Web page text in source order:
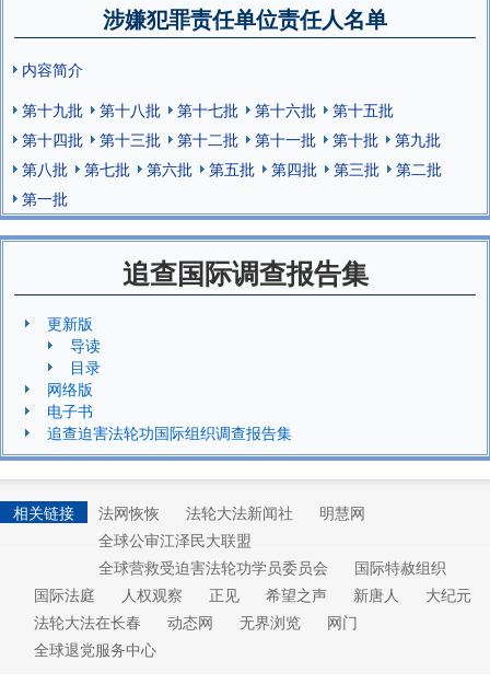
涉嫌犯罪责任单位责任人名单
内容简介
第十九批
第十八批 第十七批 第十六批
第十五批
第十四批
第十三批 第十二批 第十一批 第十批
第九批
第八批
第七批 第六批 第五批 第四批 第三批
第二批
第一批
追查国际调查报告集
更新版
导读
目录
网络版
电子书
追查迫害法轮功国际组织调查报告集
相关链接 法网恢恢 法轮大法新闻社
明慧网
全球公审江泽民大联盟
全球营救受迫害法轮功学员委员会
国际特赦组织
国际法庭
人权观察 正见 希望之声 新唐人
大纪元
法轮大法在长春
动态网 无界浏览
网门
全球退党服务中心